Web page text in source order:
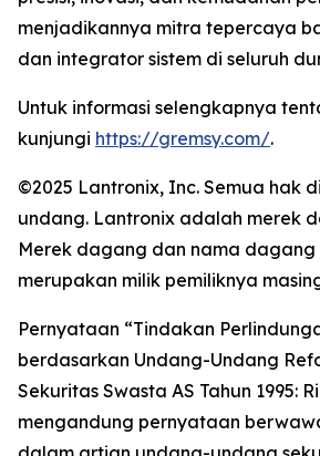
menjadikannya mitra tepercaya
dan integrator sistem di seluruh
Untuk informasi selengkapnya
kunjungi https://gremsy.com/.
©2025 Lantronix, Inc. Semua hak
undang. Lantronix adalah merek
Merek dagang dan nama dagang
merupakan milik pemiliknya
Pernyataan “Tindakan
berdasarkan Undang-Undang
Sekuritas Swasta AS Tahun 1995:
mengandung pernyataan